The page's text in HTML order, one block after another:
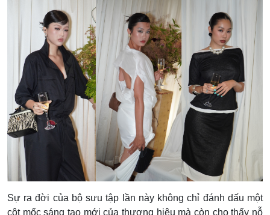
Sự ra đời của bộ sưu tập lần này không chỉ đánh dấu một
cột mốc sáng tạo mới của thương hiệu mà còn cho thấy nỗ